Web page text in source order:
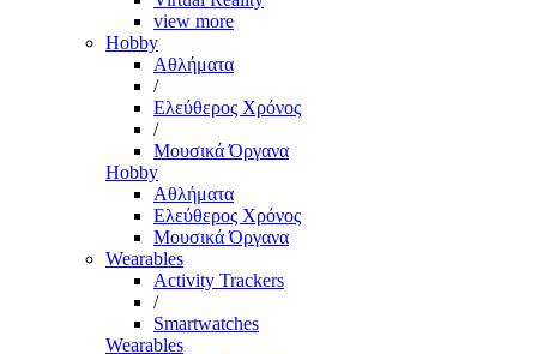
view more
Hobby
Αθλήματα
/
Ελεύθερος Χρόνος
/
Μουσικά Όργανα
Hobby
Αθλήματα
Ελεύθερος Χρόνος
Μουσικά Όργανα
Wearables
Activity Trackers
/
Smartwatches
Wearables